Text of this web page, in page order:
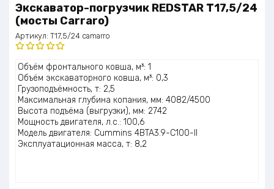
Экскаватор-погрузчик REDSTAR T17,5/24
(мосты Carraro)
Артикул: T17,5/24 camarro
Оценка
5.00из 5
Объём фронтального ковша, м³: 1
Объём экскаваторного ковша, м³: 0,3
Грузоподъёмность, т: 2,5
Максимальная глубина копания, мм: 4082/4500
Высота подъёма (выгрузки), мм: 2742
Мощность двигателя, л.с.: 100,6
Модель двигателя: Cummins 4BTA3.9-C100-II
Эксплуатационная масса, т: 8,2